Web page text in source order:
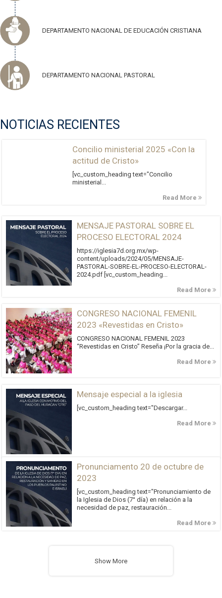
DEPARTAMENTO NACIONAL DE EDUCACIÓN CRISTIANA
DEPARTAMENTO NACIONAL PASTORAL
NOTICIAS RECIENTES
Concilio ministerial 2025 «Con la
actitud de Cristo»
[vc_custom_heading text="Concilio
ministerial...
Read More
MENSAJE PASTORAL SOBRE EL
PROCESO ELECTORAL 2024
https://iglesia7d.org.mx/wp-
content/uploads/2024/05/MENSAJE-
PASTORAL-SOBRE-EL-PROCESO-ELECTORAL-
2024.pdf [vc_custom_heading...
Read More
CONGRESO NACIONAL FEMENIL
2023 «Revestidas en Cristo»
CONGRESO NACIONAL FEMENIL 2023
“Revestidas en Cristo” Reseña ¡Por la gracia de...
Read More
Mensaje especial a la iglesia
[vc_custom_heading text="Descargar...
Read More
Pronunciamento 20 de octubre de
2023
[vc_custom_heading text="Pronunciamiento de
la Iglesia de Dios (7° día) en relación a la
necesidad de paz, restauración...
Read More
Show More